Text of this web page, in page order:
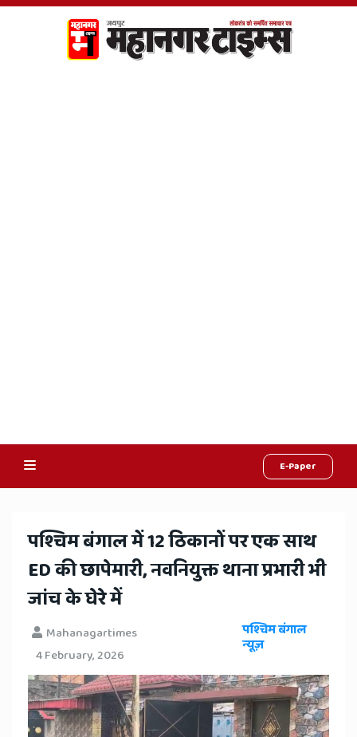
E-Paper
Hindi
News,
Hindi
Samachar,
Jaipur
Rajasthan
News
पश्चिम बंगाल में 12 ठिकानों पर एक साथ
ED की छापेमारी, नवनियुक्त थाना प्रभारी भी
जांच के घेरे में
Mahanagartimes
4 February, 2026
पश्चिम बंगाल
न्यूज़